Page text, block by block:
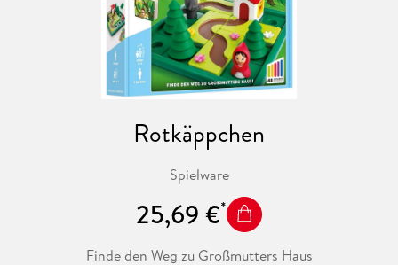
Rotkäppchen
Spielware
25,69 €
Finde den Weg zu Großmutters Haus